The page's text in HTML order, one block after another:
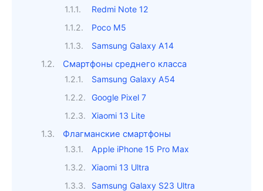
Redmi Note 12
Poco M5
Samsung Galaxy A14
Смартфоны среднего класса
Samsung Galaxy A54
Google Pixel 7
Xiaomi 13 Lite
Флагманские cмартфоны
Apple iPhone 15 Pro Max
Xiaomi 13 Ultra
Samsung Galaxy S23 Ultra